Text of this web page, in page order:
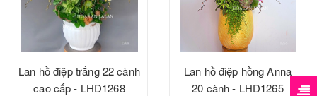
Lan hồ điệp trắng 22 cành
cao cấp - LHD1268
Lan hồ điệp hồng Anna
20 cành - LHD1265